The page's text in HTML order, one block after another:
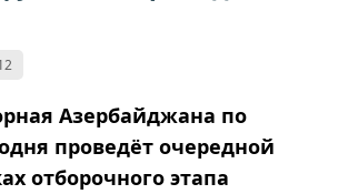
Азербайджана по
проведёт очередной
отборочного этапа